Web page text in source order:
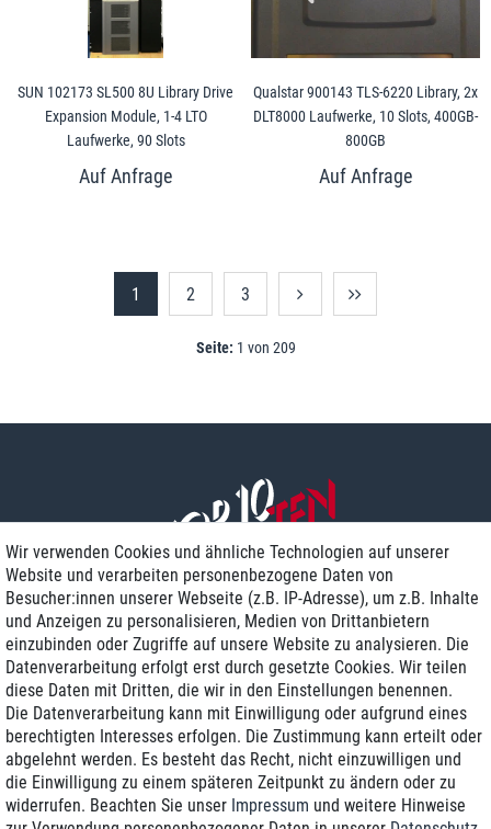
SUN 102173 SL500 8U Library Drive
Expansion Module, 1-4 LTO
Laufwerke, 90 Slots
Qualstar 900143 TLS-6220 Library, 2x
DLT8000 Laufwerke, 10 Slots, 400GB-
800GB
1 2 3
Seite: 1 von 209
Zustellung am nächsten Werktag
Günstiger Versand
Generalüberholt mit Garantie
Wir verwenden Cookies und ähnliche Technologien auf unserer
Website und verarbeiten personenbezogene Daten von
Besucher:innen unserer Webseite (z.B. IP-Adresse), um z.B. Inhalte
und Anzeigen zu personalisieren, Medien von Drittanbietern
einzubinden oder Zugriffe auf unsere Website zu analysieren. Die
Datenverarbeitung erfolgt erst durch gesetzte Cookies. Wir teilen
diese Daten mit Dritten, die wir in den Einstellungen benennen.
Die Datenverarbeitung kann mit Einwilligung oder aufgrund eines
berechtigten Interesses erfolgen. Die Zustimmung kann erteilt oder
abgelehnt werden. Es besteht das Recht, nicht einzuwilligen und
die Einwilligung zu einem späteren Zeitpunkt zu ändern oder zu
widerrufen. Beachten Sie unser Impressum und weitere Hinweise